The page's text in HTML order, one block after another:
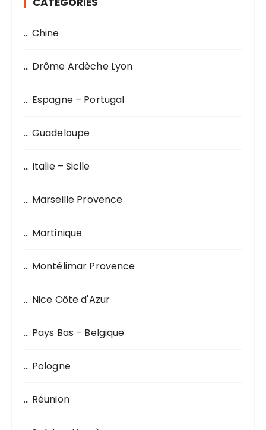
… Chine
… Drôme Ardèche Lyon
… Espagne – Portugal
… Guadeloupe
… Italie – Sicile
… Marseille Provence
… Martinique
… Montélimar Provence
… Nice Côte d'Azur
… Pays Bas – Belgique
… Pologne
… Réunion